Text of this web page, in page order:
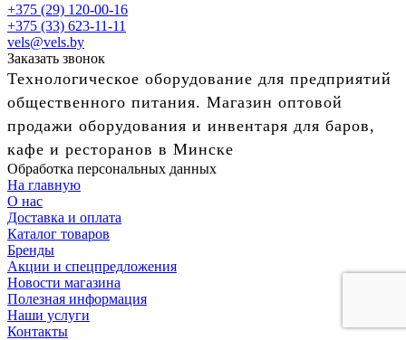
+375 (29) 120-00-16
+375 (33) 623-11-11
vels@vels.by
Заказать звонок
Технологическое оборудование для предприятий
общественного питания. Магазин оптовой
продажи оборудования и инвентаря для баров,
кафе и ресторанов в Минске
Обработка персональных данных
На главную
О нас
Доставка и оплата
Каталог товаров
Бренды
Акции и спецпредложения
Новости магазина
Полезная информация
Наши услуги
Контакты